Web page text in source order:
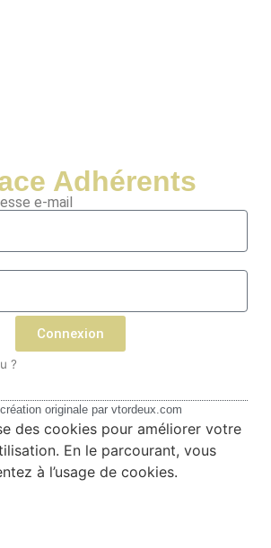
Adhérents
e-mail
Connexion
?
originale par vtordeux.com
des cookies pour améliorer votre
En le parcourant, vous
à l’usage de cookies.